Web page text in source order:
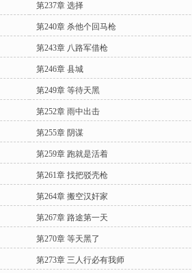
第237章 选择
第240章 杀他个回马枪
第243章 八路军借枪
第246章 县城
第249章 等待天黑
第252章 雨中出击
第255章 阴谋
第259章 跑就是活着
第261章 找把驳壳枪
第264章 搬空汉奸家
第267章 路途第一天
第270章 等天黑了
第273章 三人行必有我师